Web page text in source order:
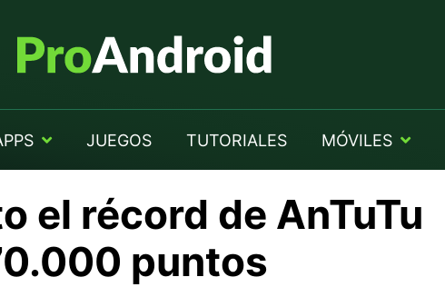
JUEGOS TUTORIALES MÓVILES
el récord de AnTuTu
puntos